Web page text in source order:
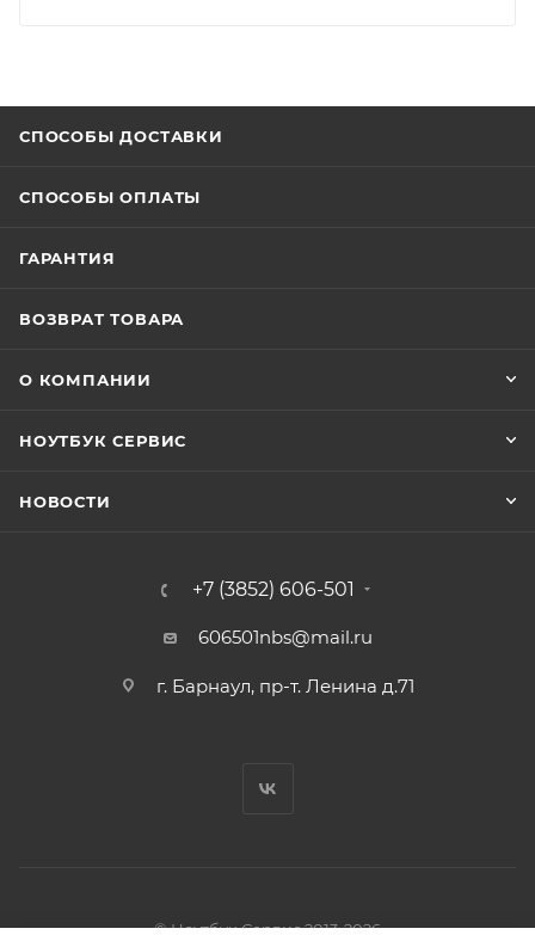
СПОСОБЫ ДОСТАВКИ
СПОСОБЫ ОПЛАТЫ
ГАРАНТИЯ
ВОЗВРАТ ТОВАРА
О КОМПАНИИ
НОУТБУК СЕРВИС
НОВОСТИ
+7 (3852) 606-501
606501nbs@mail.ru
г. Барнаул, пр-т. Ленина д.71
© Ноутбук Сервис 2013-2026